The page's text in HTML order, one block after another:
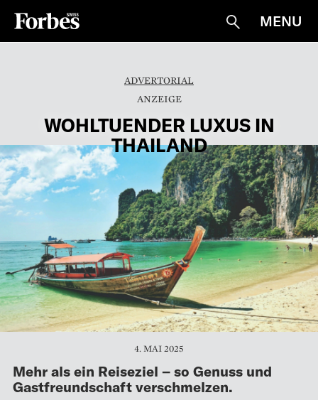
Suche
MENU
ADVERTORIAL
WOHLTUENDER LUXUS IN
THAILAND
4. MAI 2025
Mehr als ein Reiseziel – so Genuss und
Gastfreundschaft verschmelzen.